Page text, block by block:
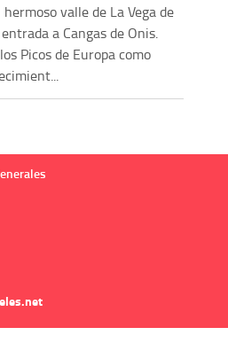
valle de La Vega de
a Cangas de Onis.
Picos de Europa como